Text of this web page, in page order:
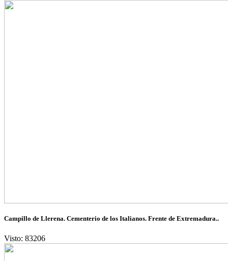
Campillo de Llerena. Cementerio de los Italianos. Frente de Extremadura..
Visto: 83206